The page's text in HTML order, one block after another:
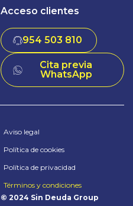
Acceso clientes
954 503 810
Cita previa
WhatsApp
Aviso legal
Política de cookies
Política de privacidad
Términos y condiciones
© 2024 Sin Deuda Group